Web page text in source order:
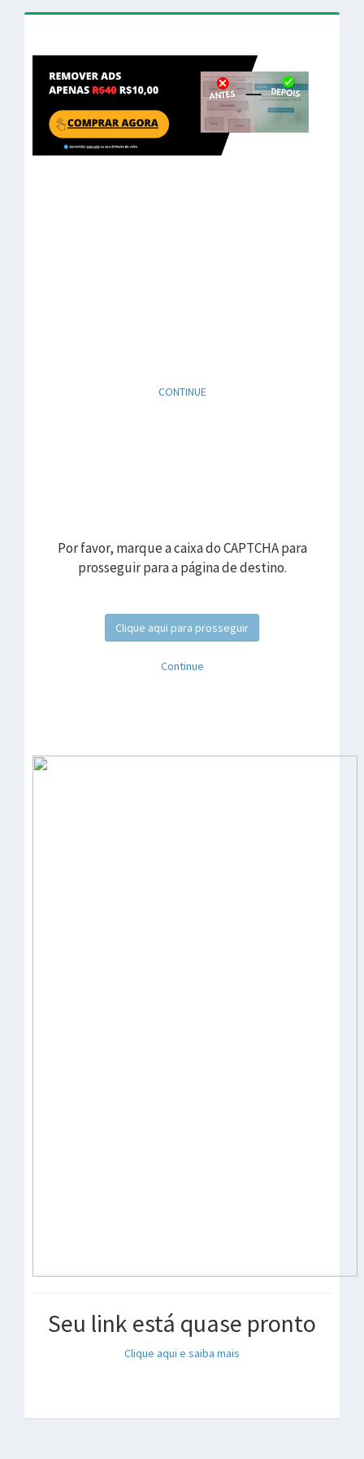
CONTINUE
Por favor, marque a caixa do CAPTCHA para
prosseguir para a página de destino.
Clique aqui para prosseguir
Continue
Seu link está quase pronto
Clique aqui e saiba mais